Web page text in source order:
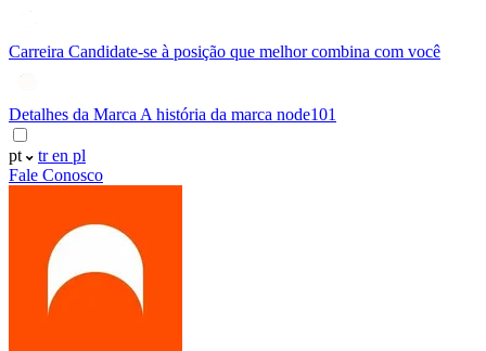
Carreira Candidate-se à posição que melhor combina com você
Detalhes da Marca A história da marca node101
pt tren pl
Fale Conosco